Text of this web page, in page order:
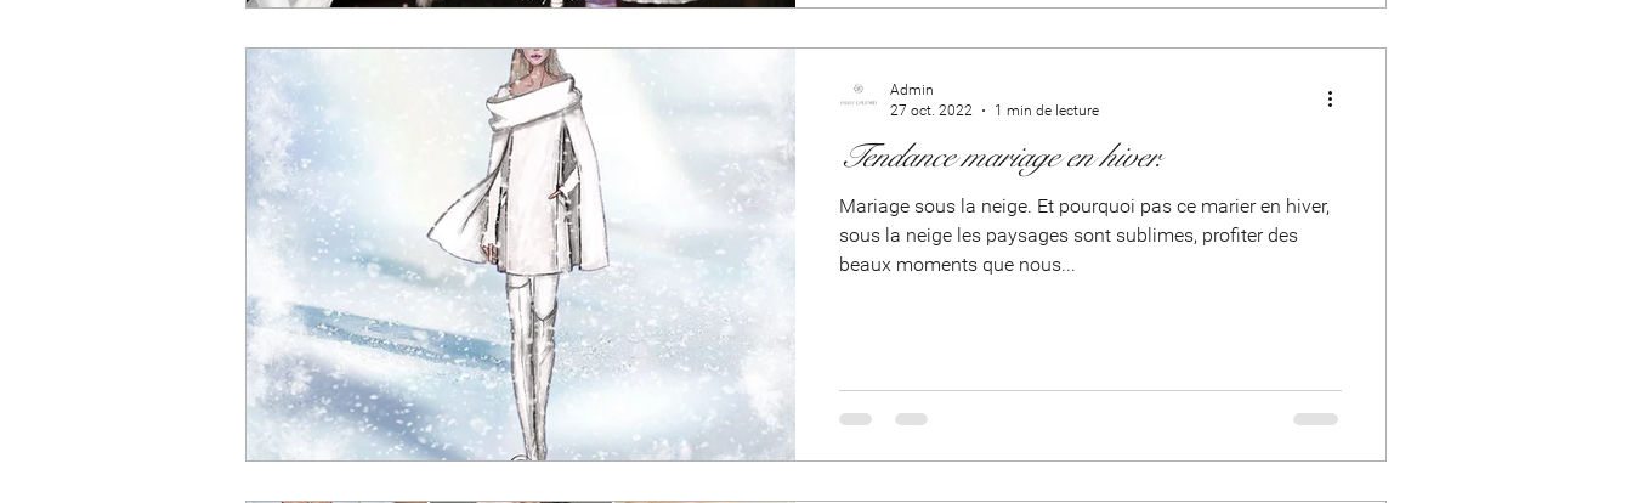
Tendance mariage en hiver.
Mariage sous la neige. Et pourquoi pas ce marier en hiver,
sous la neige les paysages sont sublimes, profiter des
beaux moments que nous...
Admin
27 oct. 2022
1 min de lecture